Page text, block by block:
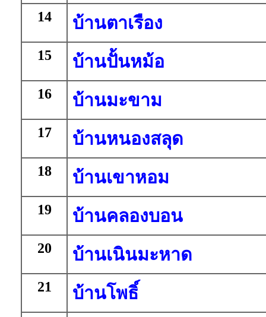
14 บ้านตาเรือง
15 บ้านปั้นหม้อ
16 บ้านมะขาม
17 บ้านหนองสลุด
18 บ้านเขาหอม
19 บ้านคลองบอน
20 บ้านเนินมะหาด
21 บ้านโพธิ์